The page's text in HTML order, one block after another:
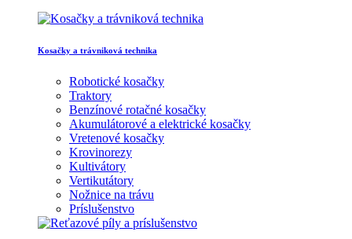
Kosačky a trávniková technika
Robotické kosačky
Traktory
Benzínové rotačné kosačky
Akumulátorové a elektrické kosačky
Vretenové kosačky
Krovinorezy
Kultivátory
Vertikutátory
Nožnice na trávu
Príslušenstvo